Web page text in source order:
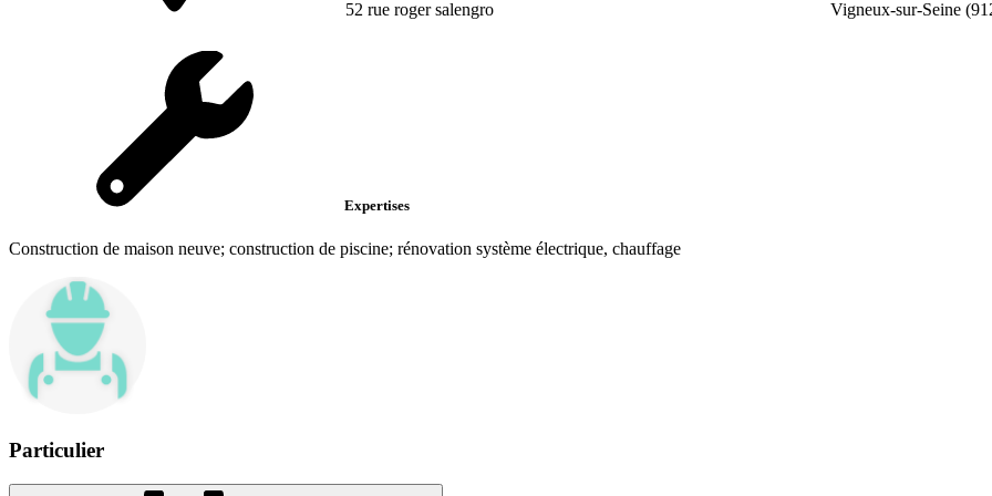
52 rue roger salengro Vigneux-sur-Seine
Expertises
Construction de maison neuve; construction de piscine; rénovation système électrique, chauffage
Particulier